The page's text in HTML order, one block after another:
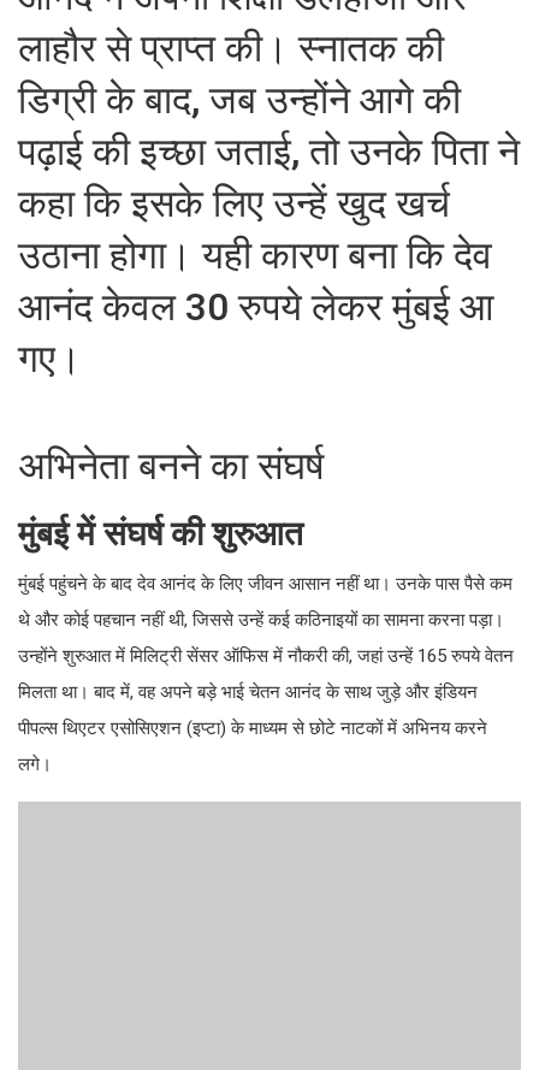
लाहौर से प्राप्त की। स्नातक की
डिग्री के बाद, जब उन्होंने आगे की
पढ़ाई की इच्छा जताई, तो उनके पिता ने
कहा कि इसके लिए उन्हें खुद खर्च
उठाना होगा। यही कारण बना कि देव
आनंद केवल 30 रुपये लेकर मुंबई आ
गए।
अभिनेता बनने का संघर्ष
मुंबई में संघर्ष की शुरुआत
मुंबई पहुंचने के बाद देव आनंद के लिए जीवन आसान नहीं था। उनके पास पैसे कम
थे और कोई पहचान नहीं थी, जिससे उन्हें कई कठिनाइयों का सामना करना पड़ा।
उन्होंने शुरुआत में मिलिट्री सेंसर ऑफिस में नौकरी की, जहां उन्हें 165 रुपये वेतन
मिलता था। बाद में, वह अपने बड़े भाई चेतन आनंद के साथ जुड़े और इंडियन
पीपल्स थिएटर एसोसिएशन (इप्टा) के माध्यम से छोटे नाटकों में अभिनय करने
लगे।